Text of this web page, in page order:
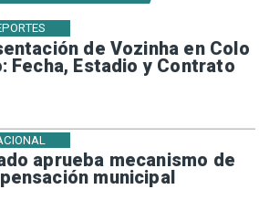
de Vozinha en Colo
Fecha, Estadio y Contrato
aprueba mecanismo de
municipal